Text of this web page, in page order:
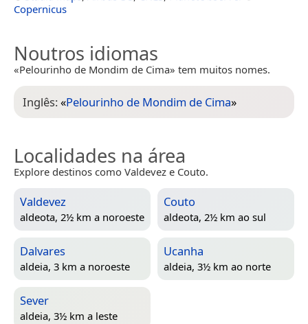
Copernicus
Noutros idiomas
«Pelourinho de Mondim de Cima» tem muitos nomes.
Inglês:«Pelourinho de Mondim de Cima»
Localidades na área
Explore destinos como Valdevez e Couto.
Valdevez
aldeota, 2½ km a noroeste
Couto
aldeota, 2½ km ao sul
Dalvares
aldeia, 3 km a noroeste
Ucanha
aldeia, 3½ km ao norte
Sever
aldeia, 3½ km a leste